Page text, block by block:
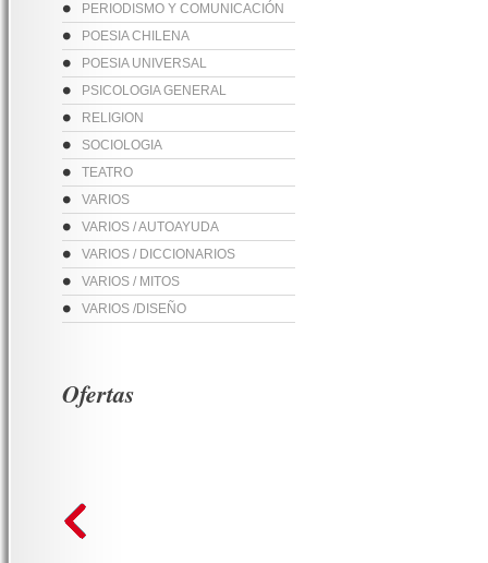
PERIODISMO Y COMUNICACIÓN
POESIA CHILENA
POESIA UNIVERSAL
PSICOLOGIA GENERAL
RELIGION
SOCIOLOGIA
TEATRO
VARIOS
VARIOS / AUTOAYUDA
VARIOS / DICCIONARIOS
VARIOS / MITOS
VARIOS /DISEÑO
Ofertas